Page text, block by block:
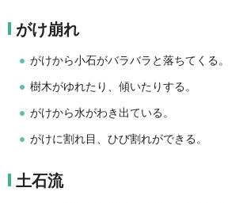
がけ崩れ
がけから小石がバラバラと落ちてくる。
樹木がゆれたり、傾いたりする。
がけから水がわき出ている。
がけに割れ目、ひび割れができる。
土石流